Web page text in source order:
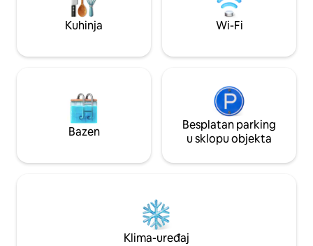
televizor te besplatno i sigurno
parkiralište.
fantastičnih
Kuhinja Wi-Fi
Bazen
Besplatan parking
u sklopu objekta
Klima-uređaj